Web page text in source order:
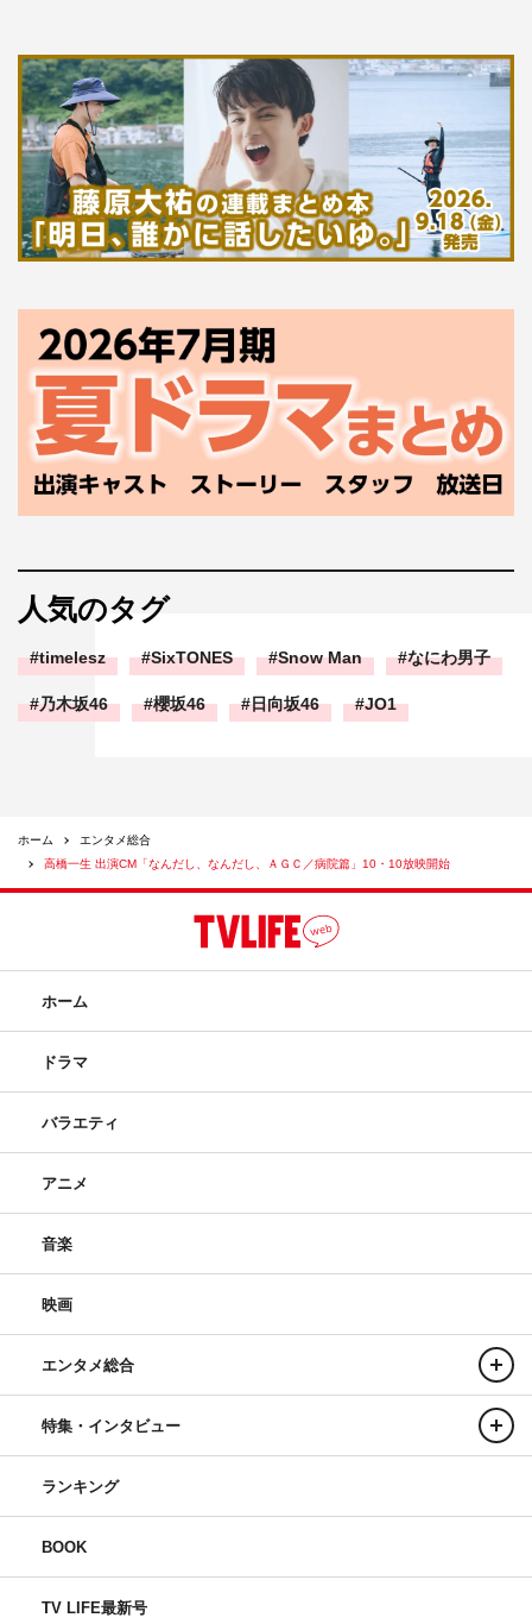
人気のタグ
timelesz SixTONES Snow Man なにわ男子
乃木坂46 櫻坂46 日向坂46 JO1
ホーム
エンタメ総合
高橋一生 出演CM「なんだし、なんだし、ＡＧＣ／病院篇」10・10放映開始
ホーム
ドラマ
バラエティ
アニメ
音楽
映画
エンタメ総合
特集・インタビュー
ランキング
BOOK
TV LIFE最新号